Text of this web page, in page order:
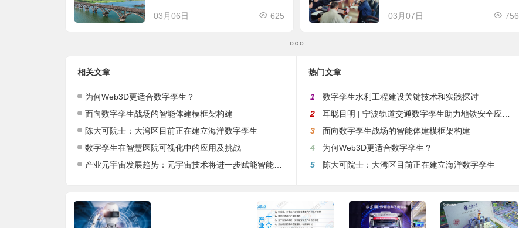
03月06日 625 03月07日 756
相关文章
为何Web3D更适合数字孪生？
面向数字孪生战场的智能体建模框架构建
陈大可院士：大湾区目前正在建立海洋数字孪生
数字孪生在智慧医院可视化中的应用及挑战
产业元宇宙发展趋势：元宇宙技术将进一步赋能智能生产与数字孪生
热门文章
1
数字孪生水利工程建设关键技术和实践探讨
2
耳聪目明 | 宁波轨道交通数字孪生助力地铁安全应急保障应用
3
面向数字孪生战场的智能体建模框架构建
4
为何Web3D更适合数字孪生？
5
陈大可院士：大湾区目前正在建立海洋数字孪生